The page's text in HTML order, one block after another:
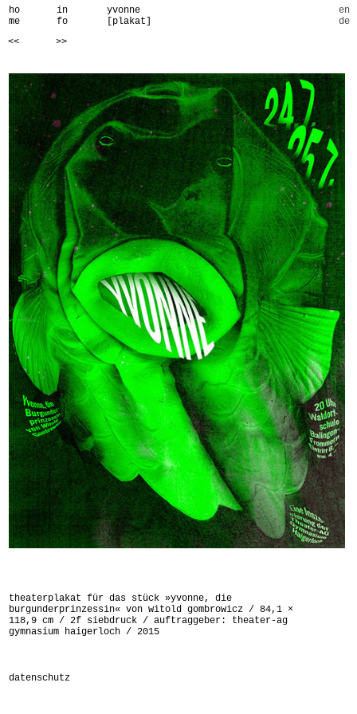
in
fo
en
de
ho
me
>>
<<
yvonne
[plakat]
theaterplakat für das stück »yvonne, die
burgunderprinzessin« von witold gombrowicz / 84,1 ×
118,9 cm / 2f siebdruck / auftraggeber: theater-ag
gymnasium haigerloch / 2015
datenschutz